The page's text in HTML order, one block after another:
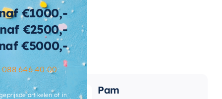
2-3 weken
Pam
€1000,-
€2500,-
€5000,-
088 646 40 00
artikelen of in